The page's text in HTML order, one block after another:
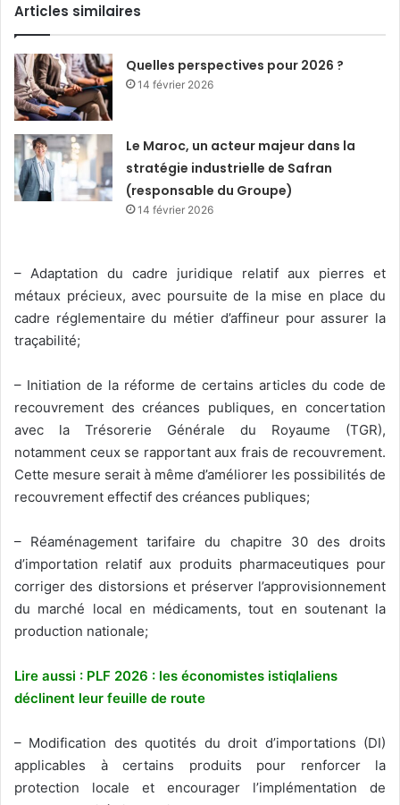
Articles similaires
Quelles perspectives pour 2026 ?
14 février 2026
Le Maroc, un acteur majeur dans la
stratégie industrielle de Safran
(responsable du Groupe)
14 février 2026
– Adaptation du cadre juridique relatif aux pierres et
métaux précieux, avec poursuite de la mise en place du
cadre réglementaire du métier d’affineur pour assurer la
traçabilité;
– Initiation de la réforme de certains articles du code de
recouvrement des créances publiques, en concertation
avec la Trésorerie Générale du Royaume (TGR),
notamment ceux se rapportant aux frais de recouvrement.
Cette mesure serait à même d’améliorer les possibilités de
recouvrement effectif des créances publiques;
– Réaménagement tarifaire du chapitre 30 des droits
d’importation relatif aux produits pharmaceutiques pour
corriger des distorsions et préserver l’approvisionnement
du marché local en médicaments, tout en soutenant la
production nationale;
Lire aussi : PLF 2026 : les économistes istiqlaliens
déclinent leur feuille de route
– Modification des quotités du droit d’importations (DI)
applicables à certains produits pour renforcer la
protection locale et encourager l’implémentation de